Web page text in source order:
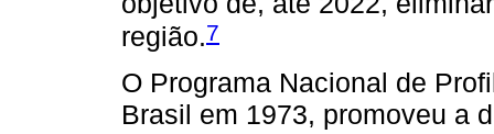
região.7
O Programa Nacional de
Brasil em 1973, promoveu a